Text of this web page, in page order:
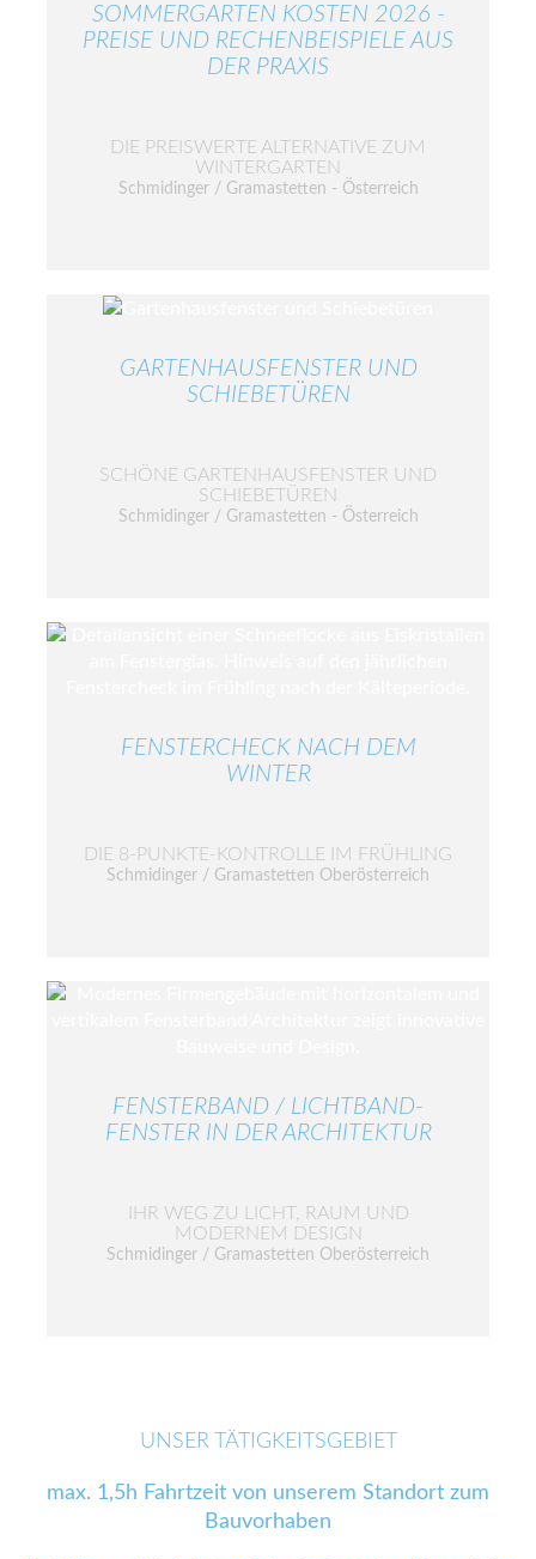
SOMMERGARTEN KOSTEN 2026 -
PREISE UND RECHENBEISPIELE AUS
DER PRAXIS
DIE PREISWERTE ALTERNATIVE ZUM
WINTERGARTEN
Schmidinger / Gramastetten - Österreich
GARTENHAUSFENSTER UND
SCHIEBETÜREN
SCHÖNE GARTENHAUSFENSTER UND
SCHIEBETÜREN
Schmidinger / Gramastetten - Österreich
FENSTERCHECK NACH DEM
WINTER
DIE 8-PUNKTE-KONTROLLE IM FRÜHLING
Schmidinger / Gramastetten Oberösterreich
FENSTERBAND / LICHTBAND-
FENSTER IN DER ARCHITEKTUR
IHR WEG ZU LICHT, RAUM UND
MODERNEM DESIGN
Schmidinger / Gramastetten Oberösterreich
UNSER TÄTIGKEITSGEBIET
max. 1,5h Fahrtzeit von unserem Standort zum
Bauvorhaben